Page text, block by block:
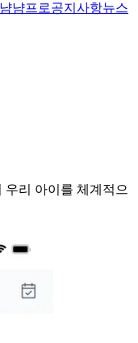
냠냠프로공지사항뉴스
리 아이를 체계적으